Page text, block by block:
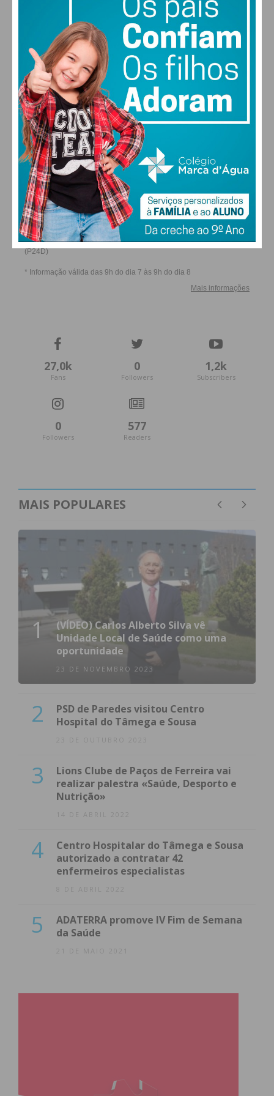
SÁB DOM
28
SEG
29
TER
ALTERAR
FARMACIAS DE SERVIÇO EM PAÇOS DE
FERREIRA
27,0k
Fans
0
Followers
1,2k
Subscribers
0
Followers
577
Readers
MAIS POPULARES
1
(VÍDEO) Carlos Alberto Silva vê
Unidade Local de Saúde como uma
oportunidade
23 DE NOVEMBRO 2023
2
PSD de Paredes visitou Centro
Hospital do Tâmega e Sousa
23 DE OUTUBRO 2023
3
Lions Clube de Paços de Ferreira vai
realizar palestra «Saúde, Desporto e
Nutrição»
14 DE ABRIL 2022
4
Centro Hospitalar do Tâmega e Sousa
autorizado a contratar 42
enfermeiros especialistas
8 DE ABRIL 2022
5
ADATERRA promove IV Fim de Semana
da Saúde
21 DE MAIO 2021